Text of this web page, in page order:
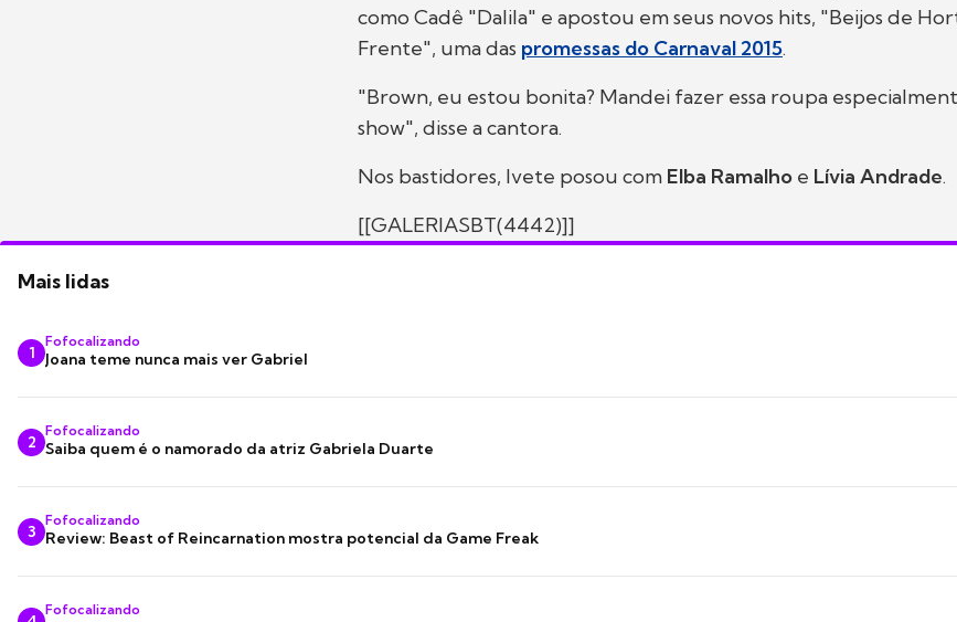
como Cadê "Dalila" e apostou em seus novos hits, "Beijos de
Frente", uma das promessas do Carnaval 2015.
"Brown, eu estou bonita? Mandei fazer essa roupa
show", disse a cantora.
Nos bastidores, Ivete posou com Elba Ramalho e Lívia Andrade.
[[GALERIASBT(4442)]]
Mais lidas
1
Fofocalizando
Joana teme nunca mais ver Gabriel
2
Fofocalizando
Saiba quem é o namorado da atriz Gabriela Duarte
3
Fofocalizando
Review: Beast of Reincarnation mostra potencial da Game Freak
Fofocalizando